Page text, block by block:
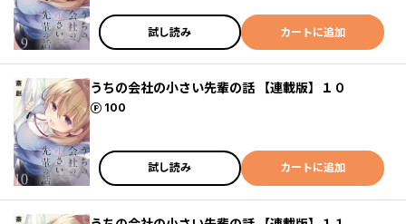
試し読み カートに追加
うちの会社の小さい先輩の話 【連載版】１０
100
ポイント
試し読み カートに追加